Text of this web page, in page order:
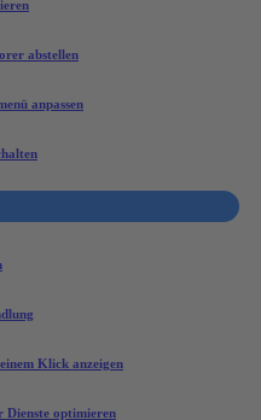
abstellen
anpassen
Klick anzeigen
Dienste optimieren